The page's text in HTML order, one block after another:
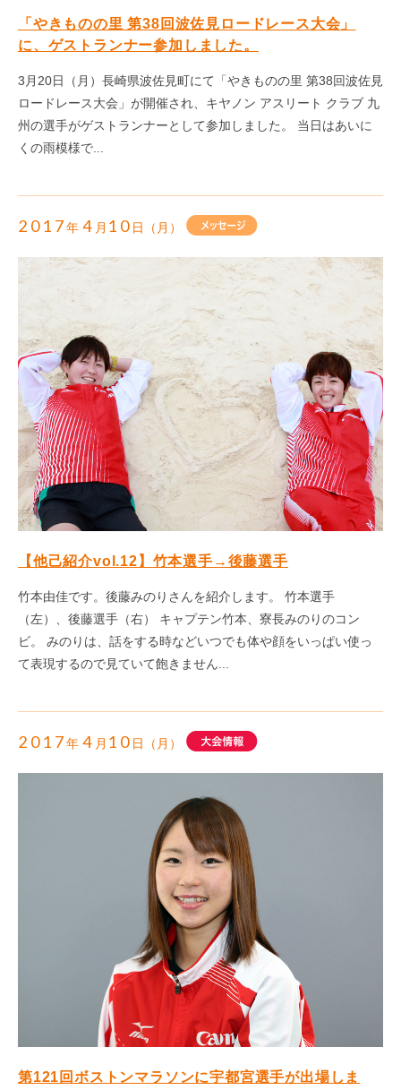
「やきものの里 第38回波佐見ロードレース大会」
に、ゲストランナー参加しました。
3月20日（月）長崎県波佐見町にて「やきものの里 第38回波佐見
ロードレース大会」が開催され、キヤノン アスリート クラブ 九
州の選手がゲストランナーとして参加しました。 当日はあいに
くの雨模様で...
2017年4 月 10 日（月）
【他己紹介vol.12】竹本選手→後藤選手
竹本由佳です。後藤みのりさんを紹介します。 竹本選手
（左）、後藤選手（右） キャプテン竹本、寮長みのりのコン
ビ。 みのりは、話をする時などいつでも体や顔をいっぱい使っ
て表現するので見ていて飽きません...
2017年4 月 10 日（月）
第121回ボストンマラソンに宇都宮選手が出場しま